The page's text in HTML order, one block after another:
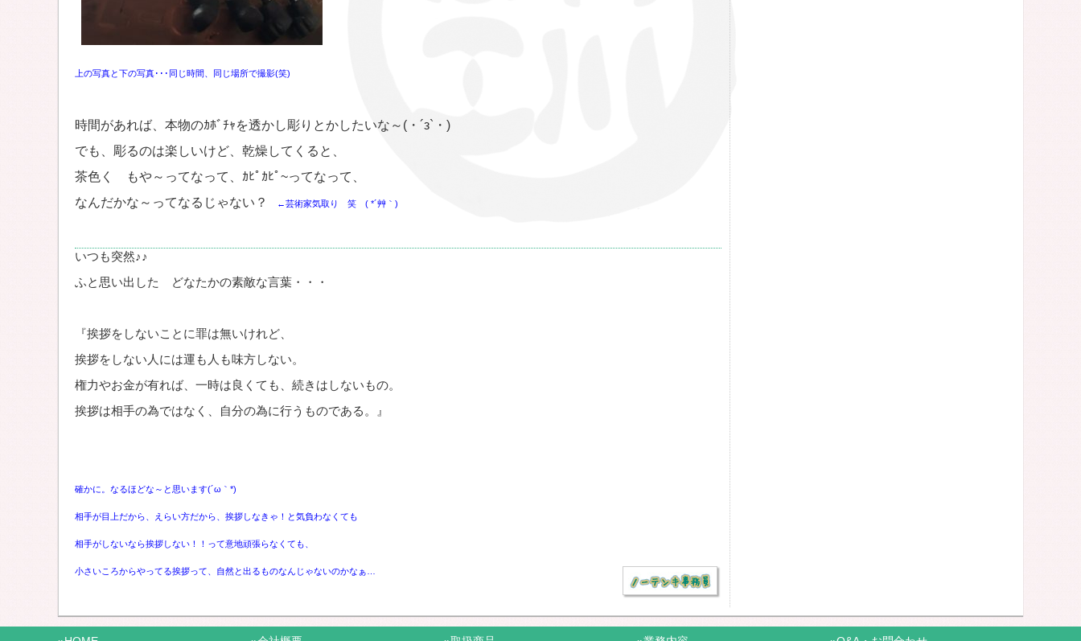
上の写真と下の写真･･･同じ時間、同じ場所で撮影(笑)
時間があれば、本物のｶﾎﾞﾁｬを透かし彫りとかしたいな～(・´з`・)
でも、彫るのは楽しいけど、乾燥してくると、
茶色く もや～ってなって、ｶﾋﾟｶﾋﾟ~ってなって、
なんだかな～ってなるじゃない？
←芸術家気取り 笑 ( *´艸｀)
いつも突然♪♪
ふと思い出した どなたかの素敵な言葉・・・
『挨拶をしないことに罪は無いけれど、
挨拶をしない人には運も人も味方しない。
権力やお金が有れば、一時は良くても、続きはしないもの。
挨拶は相手の為ではなく、自分の為に行うものである。』
確かに。なるほどな～と思います(´ω｀*)
相手が目上だから、えらい方だから、挨拶しなきゃ！と気負わなくても
相手がしないなら挨拶しない！！って意地頑張らなくても、
小さいころからやってる挨拶って、自然と出るものなんじゃないのかなぁ…